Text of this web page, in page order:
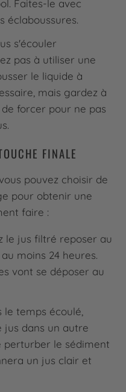
Faites-le avec
éclaboussures.
s'écouler
pas à utiliser une
le liquide à
mais gardez à
forcer pour ne pas
FINALE
pouvez choisir de
pour obtenir une
faire :
le jus filtré reposer au
moins 24 heures.
vont se déposer au
le temps écoulé,
jus dans un autre
perturber le sédiment
un jus clair et